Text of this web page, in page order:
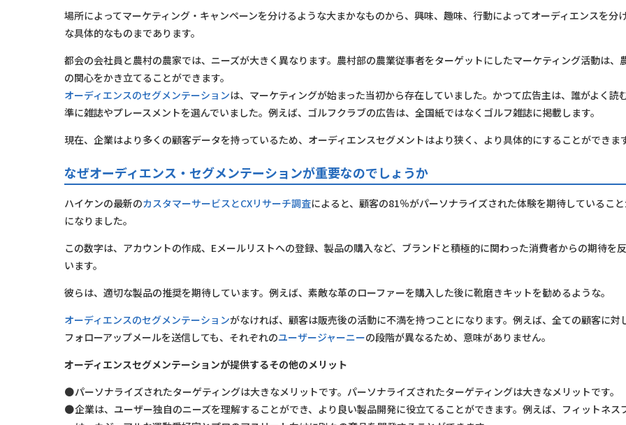
場所によってマーケティング・キャンペーンを分けるような大まかなものから、興味、趣味、行動によってオーディエンスを分
な具体的なものまであります。
都会の会社員と農村の農家では、ニーズが大きく異なります。農村部の農業従事者をターゲットにしたマーケティング活動は、
の関心をかき立てることができます。
オーディエンスのセグメンテーションは、マーケティングが始まった当初から存在していました。かつて広告主は、誰がよく読
準に雑誌やプレースメントを選んでいました。例えば、ゴルフクラブの広告は、全国紙ではなくゴルフ雑誌に掲載します。
現在、企業はより多くの顧客データを持っているため、オーディエンスセグメントはより狭く、より具体的にすることができます
なぜオーディエンス・セグメンテーションが重要なのでしょうか
ハイケンの最新のカスタマーサービスとCXリサーチ調査によると、顧客の81％がパーソナライズされた体験を期待しているこ
になりました。
この数字は、アカウントの作成、Eメールリストへの登録、製品の購入など、ブランドと積極的に関わった消費者からの期待を
います。
彼らは、適切な製品の推奨を期待しています。例えば、素敵な革のローファーを購入した後に靴磨きキットを勧めるような。
オーディエンスのセグメンテーションがなければ、顧客は販売後の活動に不満を持つことになります。例えば、全ての顧客に対
フォローアップメールを送信しても、それぞれのユーザージャーニーの段階が異なるため、意味がありません。
オーディエンスセグメンテーションが提供するその他のメリット
パーソナライズされたターゲティングは大きなメリットです。パーソナライズされたターゲティングは大きなメリットです。
企業は、ユーザー独自のニーズを理解することができ、より良い製品開発に役立てることができます。例えば、フィットネス